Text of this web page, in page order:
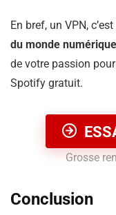
En bref, un VPN,
du monde numérique
de votre passion
Spotify gratuit.
Grosse
Conclusion